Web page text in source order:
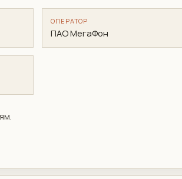
ОПЕРАТОР
ПАО МегаФон